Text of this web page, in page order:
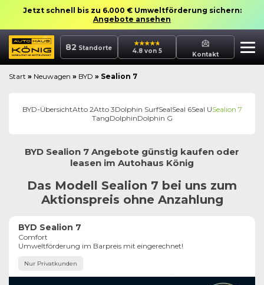
Jetzt schnell bis zu 6.000 € Umweltförderung sichern:
Angebote ansehen
82 Standorte 4.8 von 5 Kontakt
Start » Neuwagen » BYD » Sealion 7
BYD-ÜbersichtAtto 2Atto 3Dolphin SurfSealSeal 6Seal USealion 7
TangDolphinDolphin G
BYD Sealion 7 Angebote günstig kaufen oder
leasen im Autohaus König
Das Modell Sealion 7 bei uns zum
Aktionspreis ohne Anzahlung
BYD Sealion 7
Comfort
Umweltförderung im Barpreis mit eingerechnet!
Nur Privatkunden